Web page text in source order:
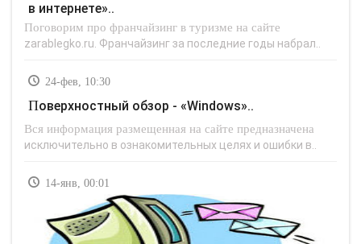
в интернете»..
Поговорим про франчайзинг в туризме на сайте
zarablegko.ru. Франчайзинг за последние годы набрал..
24-фев, 10:30
Поверхностный обзор - «Windows»..
Вся информация размещенная на сайте предназначена
исключительно в ознакомительных целях и ошибки в..
14-янв, 00:01